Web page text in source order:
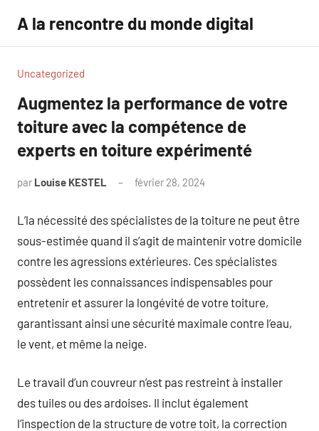
contenu
A la rencontre du monde digital
Uncategorized
Augmentez la performance de votre
toiture avec la compétence de
experts en toiture expérimenté
par Louise KESTEL février 28, 2024
L’la nécessité des spécialistes de la toiture ne peut être
sous-estimée quand il s’agit de maintenir votre domicile
contre les agressions extérieures. Ces spécialistes
possèdent les connaissances indispensables pour
entretenir et assurer la longévité de votre toiture,
garantissant ainsi une sécurité maximale contre l’eau,
le vent, et même la neige.
Le travail d’un couvreur n’est pas restreint à installer
des tuiles ou des ardoises. Il inclut également
l’inspection de la structure de votre toit, la correction